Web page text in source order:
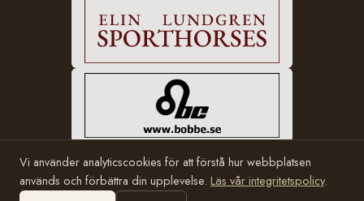
© 2006–2026 Häststam.se · Grundad av Karin Halvarsson
Vi använder analyticscookies för att förstå hur webbplatsen
används och förbättra din upplevelse. Läs vår integritetspolicy.